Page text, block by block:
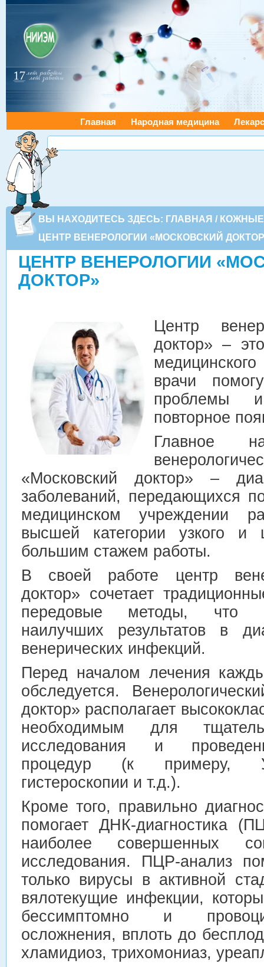
Главная Народная медицина
ВЫ НАХОДИТЕСЬ ЗДЕСЬ: ГЛАВНАЯ / КОЖНЫЕ
ЦЕНТР ВЕНЕРОЛОГИИ «МОСКОВСКИЙ
ЦЕНТР ВЕНЕРОЛОГИИ
ДОКТОР»
Центр
доктор» –
врачи
проблемы
повторное
Главное
«Московский доктор» –
заболеваний, передающихся
медицинском учреждении
высшей категории узкого
большим стажем работы.
В своей работе центр
доктор» сочетает
передовые методы, что
наилучших результатов в
венерических инфекций.
Перед началом лечения
обследуется.
доктор» располагает
необходимым для
исследования и
процедур (к примеру,
гистероскопии и т.д.).
Кроме того, правильно
помогает ДНК-диагностика
наиболее совершенных
исследования. ПЦР-анализ
только вирусы в активной
вялотекущие инфекции,
бессимптомно и
осложнения, вплоть до
хламидиоз, трихомониаз,